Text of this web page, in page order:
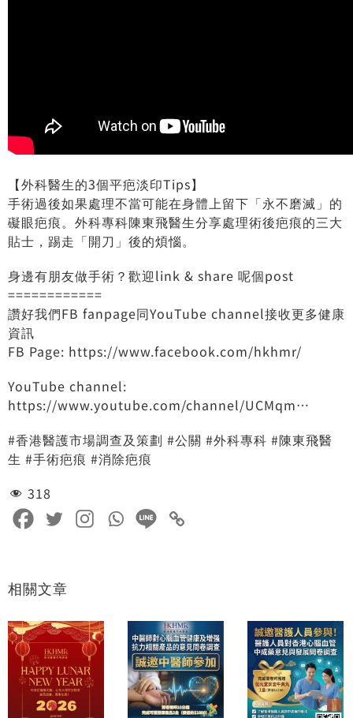
【外科醫生的3個平疤淡印Tips】
手術過後如果處理不當可能在身體上留下「永不磨滅」的
礙眼疤痕。外科專科陳東飛醫生分享處理術後疤痕的三大
貼士，踢走「開刀」後的煩惱。
身邊有朋友做手術？歡迎link & share 呢個post
============
讚好我們FB fanpage同YouTube channel接收更多健康
資訊
FB Page: https://www.facebook.com/hkhmr/
YouTube channel:
https://www.youtube.com/channel/UCMqm…
#香港醫護市場調查及策劃 #公關 #外科專科 #陳東飛醫
生 #手術疤痕 #消除疤痕
318
相關文章